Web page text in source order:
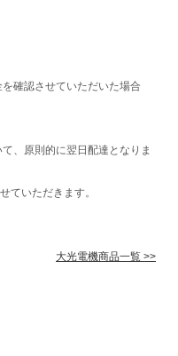
確認させていただいた場合
、原則的に翌日配達となりま
ていただきます。
大光電機商品一覧 >>